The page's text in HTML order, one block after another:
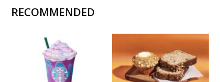
RECOMMENDED